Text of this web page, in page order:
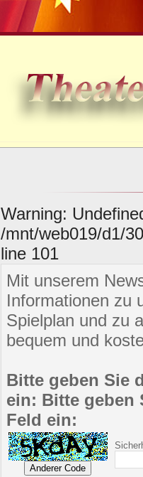
Warning:
/mnt/web019/d1/
line 101
Mit unserem
Informationen zu
Spielplan und zu
bequem und
Bitte geben Sie
ein: Bitte geben
Feld ein: